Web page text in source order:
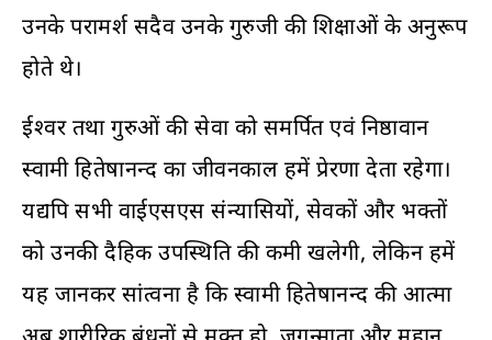
उनके परामर्श सदैव उनके गुरुजी की शिक्षाओं के अनुरूप
होते थे।
ईश्वर तथा गुरुओं की सेवा को समर्पित एवं निष्ठावान
स्वामी हितेषानन्द का जीवनकाल हमें प्रेरणा देता रहेगा।
यद्यपि सभी वाईएसएस संन्यासियों, सेवकों और भक्तों
को उनकी दैहिक उपस्थिति की कमी खलेगी, लेकिन हमें
यह जानकर सांत्वना है कि स्वामी हितेषानन्द की आत्मा